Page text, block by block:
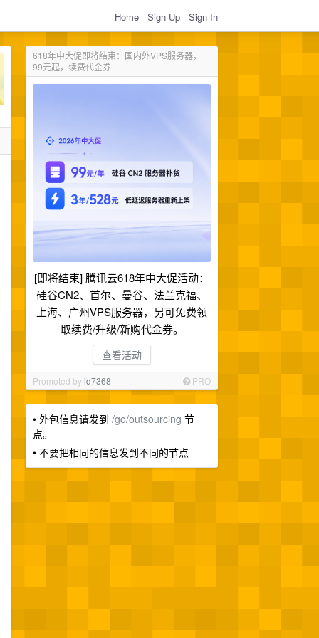
Home Sign Up Sign In
618年中大促即将结束：国内外VPS服务器，
99元起，续费代金券
[即将结束] 腾讯云618年中大促活动：
硅谷CN2、首尔、曼谷、法兰克福、
上海、广州VPS服务器，另可免费领
取续费/升级/新购代金券。
查看活动
Promoted byid7368 PRO
• 外包信息请发到 /go/outsourcing 节
点。
• 不要把相同的信息发到不同的节点